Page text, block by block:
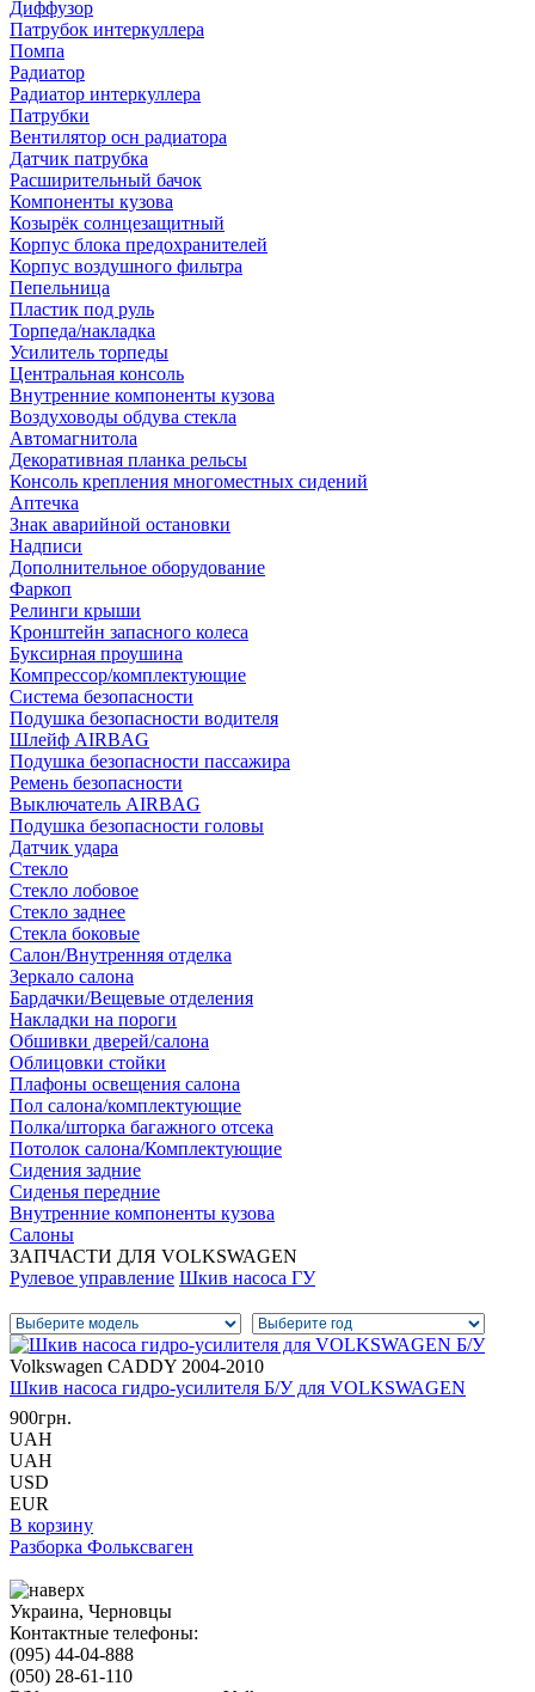
Диффузор
Патрубок интеркуллера
Помпа
Радиатор
Радиатор интеркуллера
Патрубки
Вентилятор осн радиатора
Датчик патрубка
Расширительный бачок
Компоненты кузова
Козырёк солнцезащитный
Корпус блока предохранителей
Корпус воздушного фильтра
Пепельница
Пластик под руль
Торпеда/накладка
Усилитель торпеды
Центральная консоль
Внутренние компоненты кузова
Воздуховоды обдува стекла
Автомагнитола
Декоративная планка рельсы
Консоль крепления многоместных сидений
Аптечка
Знак аварийной остановки
Надписи
Дополнительное оборудование
Фаркоп
Релинги крыши
Кронштейн запасного колеса
Буксирная проушина
Компрессор/комплектующие
Система безопасности
Подушка безопасности водителя
Шлейф AIRBAG
Подушка безопасности пассажира
Ремень безопасности
Выключатель AIRBAG
Подушка безопасности головы
Датчик удара
Стекло
Стекло лобовое
Стекло заднее
Стекла боковые
Салон/Внутренняя отделка
Зеркало салона
Бардачки/Вещевые отделения
Накладки на пороги
Обшивки дверей/салона
Облицовки стойки
Плафоны освещения салона
Пол салона/комплектующие
Полка/шторка багажного отсека
Потолок салона/Комплектующие
Сидения задние
Сиденья передние
Внутренние компоненты кузова
Салоны
ЗАПЧАСТИ ДЛЯ VOLKSWAGEN
Рулевое управление Шкив насоса ГУ
Volkswagen CADDY 2004-2010
Шкив насоса гидро-усилителя Б/У для VOLKSWAGEN
900грн.
UAH
UAH
USD
EUR
В корзину
Разборка Фольксваген
Украина, Черновцы
Контактные телефоны:
(095) 44-04-888
(050) 28-61-110